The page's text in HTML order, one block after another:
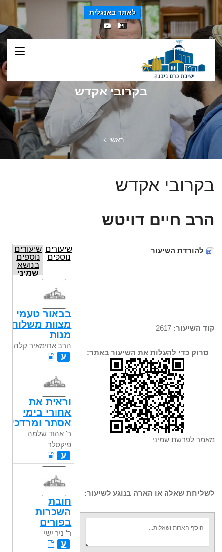
לאתר באנגלית
בקרובי אקדש
ראשי
בקרובי אקדש
הרב חיים דויטש
להורדת השיעור
קוד השיעור:
סרוק כדי להעלות את השיעור באתר:
מאמר לפרשת שמיני
לשליחת שאלה או הארה בנוגע לשיעור:
שיעורים
נוספים
שיעורים
נוספים
בנושא
שמיני
בבאור טעמי
מצוות משלוח
מנות
הרב אחימאיר קלה
ע
וראית את
אחורי בימי
אסתר ומרדכי
ר' אהוד שלמה
פיקסלר
ע
חובת
השכרות
בפורים
ר' ניר ישי
ע